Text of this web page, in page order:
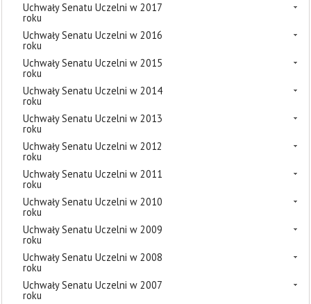
Uchwały Senatu Uczelni w 2017
roku
Uchwały Senatu Uczelni w 2016
roku
Uchwały Senatu Uczelni w 2015
roku
Uchwały Senatu Uczelni w 2014
roku
Uchwały Senatu Uczelni w 2013
roku
Uchwały Senatu Uczelni w 2012
roku
Uchwały Senatu Uczelni w 2011
roku
Uchwały Senatu Uczelni w 2010
roku
Uchwały Senatu Uczelni w 2009
roku
Uchwały Senatu Uczelni w 2008
roku
Uchwały Senatu Uczelni w 2007
roku